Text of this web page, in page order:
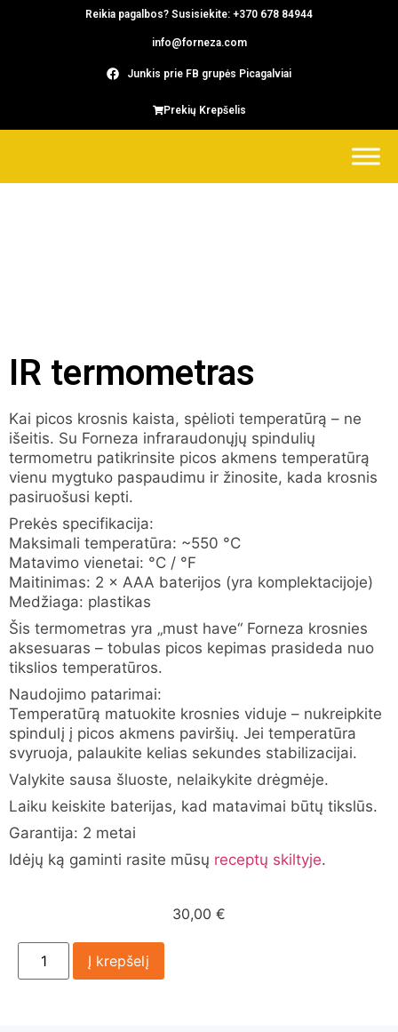
Reikia pagalbos? Susisiekite: +370 678 84944
info@forneza.com
Junkis prie FB grupės Picagalviai
Prekių Krepšelis
IR termometras
Kai picos krosnis kaista, spėlioti temperatūrą – ne
išeitis. Su Forneza infraraudonųjų spindulių
termometru patikrinsite picos akmens temperatūrą
vienu mygtuko paspaudimu ir žinosite, kada krosnis
pasiruošusi kepti.
Prekės specifikacija:
Maksimali temperatūra: ~550 °C
Matavimo vienetai: °C / °F
Maitinimas: 2 × AAA baterijos (yra komplektacijoje)
Medžiaga: plastikas
Šis termometras yra „must have“ Forneza krosnies
aksesuaras – tobulas picos kepimas prasideda nuo
tikslios temperatūros.
Naudojimo patarimai:
Temperatūrą matuokite krosnies viduje – nukreipkite
spindulį į picos akmens paviršių. Jei temperatūra
svyruoja, palaukite kelias sekundes stabilizacijai.
Valykite sausa šluoste, nelaikykite drėgmėje.
Laiku keiskite baterijas, kad matavimai būtų tikslūs.
Garantija: 2 metai
Idėjų ką gaminti rasite mūsų receptų skiltyje.
30,00 €
Į krepšelį